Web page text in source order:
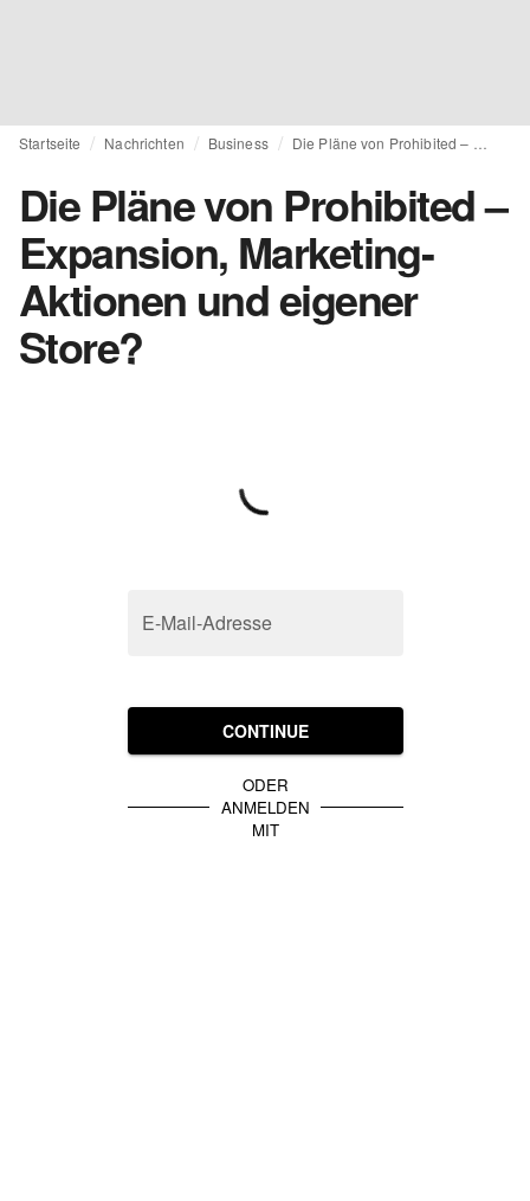
Startseite Nachrichten Business
Die Pläne von Prohibited –
Expansion, Marketing-
Aktionen und eigener
Store?
E-Mail-Adresse
CONTINUE
ODER
ANMELDEN
MIT